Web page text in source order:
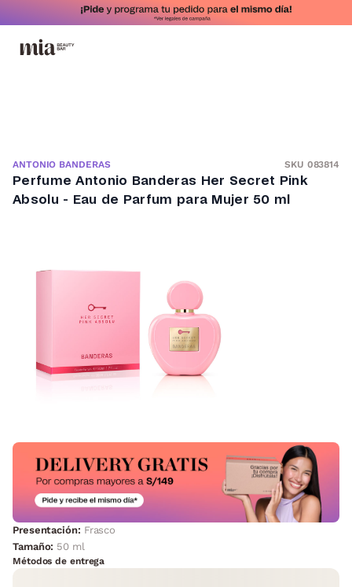
ANTONIO BANDERAS SKU 083814
Perfume Antonio Banderas Her Secret Pink
Absolu - Eau de Parfum para Mujer 50 ml
Presentación: Frasco
Tamaño: 50 ml
Métodos de entrega